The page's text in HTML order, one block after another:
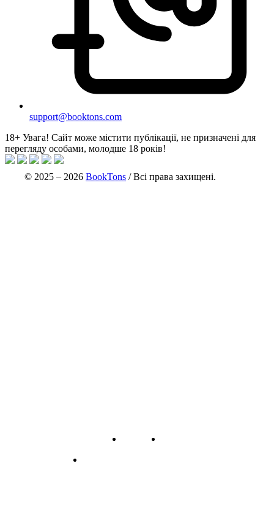
support@booktons.com
18+ Увага! Сайт може містити публікації, не призначені для
перегляду особами, молодше 18 років!
© 2025 – 2026 BookTons / Всі права захищені.